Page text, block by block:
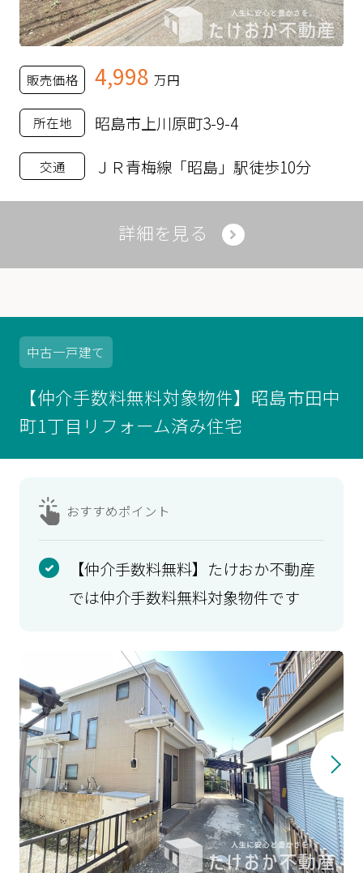
販売価格 4,998 万円
所在地 昭島市上川原町3-9-4
交通 ＪＲ青梅線「昭島」駅徒歩10分
詳細を見る
中古一戸建て
【仲介手数料無料対象物件】昭島市田中
町1丁目リフォーム済み住宅
おすすめポイント
【仲介手数料無料】たけおか不動産
では仲介手数料無料対象物件です